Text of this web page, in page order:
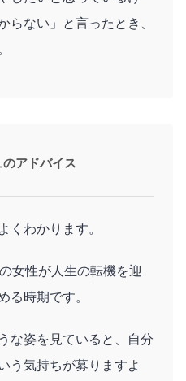
らない」と言ったとき、
アドバイス
くわかります。
女性が人生の転機を迎
る時期です。
な姿を見ていると、自分
う気持ちが募りますよ